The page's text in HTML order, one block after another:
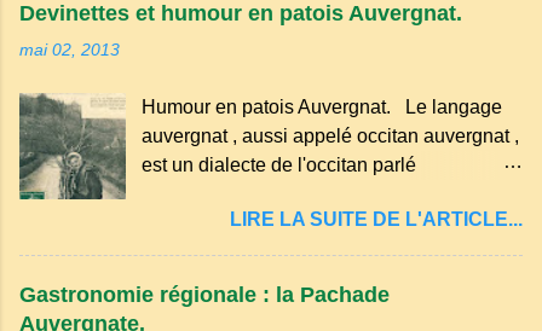
voisins se hâtent de planter dans le
aperçoit, il remet le pain sur le bon coté,
mais il doit payer autant de bouteilles de vin
qu’il y a de couteaux ou de fourchettes
d’Ambert). Les quatre chemins. Quand
deux chemins se rencontrent et se coupent,
leur intersection forme un carrefour qui a
Devinettes et humour en patois Auvergnat.
mai 02, 2013
Humour en patois Auvergnat. Le langage
auvergnat , aussi appelé occitan auvergnat ,
est un dialecte de l'occitan parlé
certaines parties du Massif central . Il
appartient à la famille des langues romanes
et est classé parmi les dialectes du nord-
occitan . Bien que le nombre de locuteurs
LIRE LA SUITE DE L'ARTICLE...
Gastronomie régionale : la Pachade
Auvergnate.